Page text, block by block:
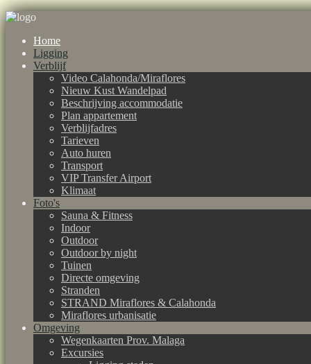
Home
Ligging
Verblijf
Video Calahonda/Miraflores
Nieuw Kust Wandelpad
Beschrijving accommodatie
Plan appartement
Verblijfadres
Tarieven
Auto huren
Transport
VIP Transfer Airport
Klimaat
Foto's
Sauna & Fitness
Indoor
Outdoor
Outdoor by night
Tuinen
Directe omgeving
Stranden
STRAND Miraflores & Calahonda
Miraflores urbanisatie
Omgeving
Wegenkaarten Prov. Malaga
Excursies